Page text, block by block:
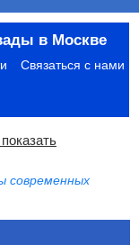
в Москве
Связаться с нами
современных